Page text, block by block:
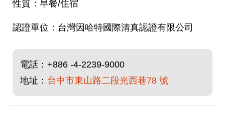
早餐/住宿
台灣因哈特國際清真認證有限公司
電話： +886 -4-2239-9000
地址： 台中市東山路二段光西巷78 號